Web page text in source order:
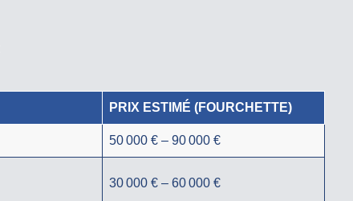
PRIX ESTIMÉ (FOURCHETTE)
50 000 € – 90 000 €
30 000 € – 60 000 €